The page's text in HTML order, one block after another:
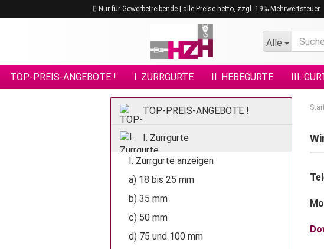
Nur für Gewerbetreibende | alle Preise netto, zzgl. 19% Mehrwertsteuer
Alle
TOP-PREIS-ANGEBOTE ! I. ZURRGURTE II. HEBEGURTE III.
IX. GÜTEKLASSE 12 X. KETTEN NACH DIN
XV. EDELSTAHL - ANSCHLAGMITTEL
TOP-PREIS-ANGEBOTE !
I. Zurrgurte
I. Zurrgurte anzeigen
a) 18 bis 25 mm
b) 35 mm
c) 50 mm
d) 75 und 100 mm